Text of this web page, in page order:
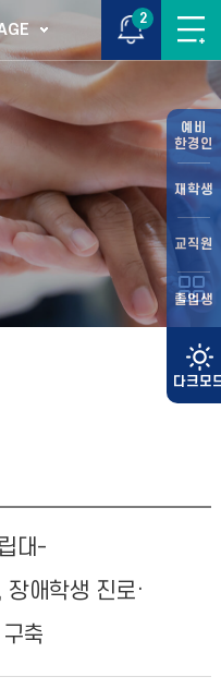
2
예비
한경인
재학생
교직원
졸업생
대-
애학생 진로·
축